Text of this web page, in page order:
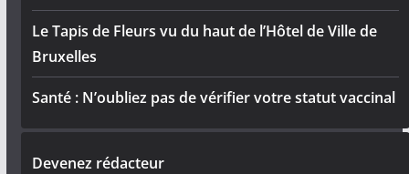
Le Tapis de Fleurs vu du haut de l’Hôtel de Ville de
Bruxelles
Santé : N’oubliez pas de vérifier votre statut vaccinal
Devenez rédacteur